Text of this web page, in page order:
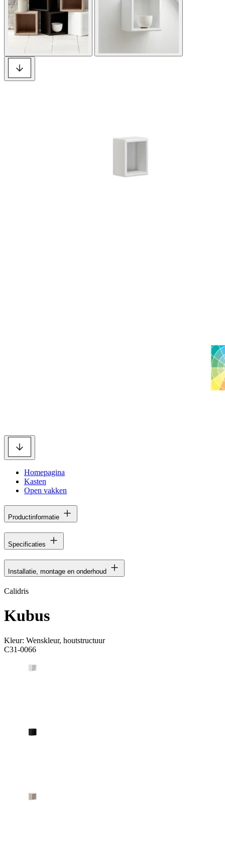
Homepagina
Kasten
Open vakken
Productinformatie
Specificaties
Installatie, montage en onderhoud
Calidris
Kubus
Kleur: Wenskleur, houtstructuur
C31-0066